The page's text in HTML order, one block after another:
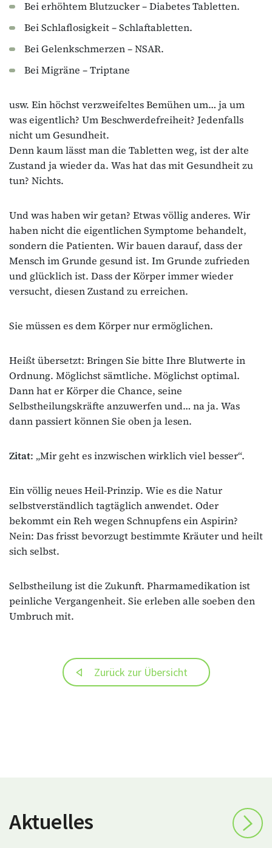
Bei erhöhtem Blutzucker – Diabetes Tabletten.
Bei Schlaflosigkeit – Schlaftabletten.
Bei Gelenkschmerzen – NSAR.
Bei Migräne – Triptane
usw. Ein höchst verzweifeltes Bemühen um… ja um
was eigentlich? Um Beschwerdefreiheit? Jedenfalls
nicht um Gesundheit.
Denn kaum lässt man die Tabletten weg, ist der alte
Zustand ja wieder da. Was hat das mit Gesundheit zu
tun? Nichts.
Und was haben wir getan? Etwas völlig anderes. Wir
haben nicht die eigentlichen Symptome behandelt,
sondern die Patienten. Wir bauen darauf, dass der
Mensch im Grunde gesund ist. Im Grunde zufrieden
und glücklich ist. Dass der Körper immer wieder
versucht, diesen Zustand zu erreichen.
Sie müssen es dem Körper nur ermöglichen.
Heißt übersetzt: Bringen Sie bitte Ihre Blutwerte in
Ordnung. Möglichst sämtliche. Möglichst optimal.
Dann hat er Körper die Chance, seine
Selbstheilungskräfte anzuwerfen und… na ja. Was
dann passiert können Sie oben ja lesen.
Zitat: „Mir geht es inzwischen wirklich viel besser“.
Ein völlig neues Heil-Prinzip. Wie es die Natur
selbstverständlich tagtäglich anwendet. Oder
bekommt ein Reh wegen Schnupfens ein Aspirin?
Nein: Das frisst bevorzugt bestimmte Kräuter und heilt
sich selbst.
Selbstheilung ist die Zukunft. Pharmamedikation ist
peinliche Vergangenheit. Sie erleben alle soeben den
Umbruch mit.
Zurück zur Übersicht
Aktuelles